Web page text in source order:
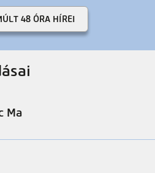
48 ÓRA HÍREI
Ma